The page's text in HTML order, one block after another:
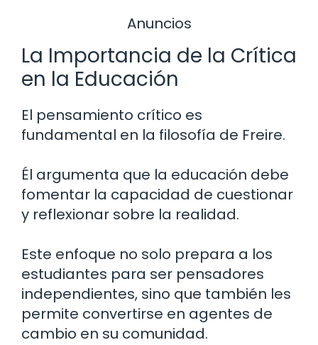
Anuncios
La Importancia de la Crítica
en la Educación
El pensamiento crítico es
fundamental en la filosofía de Freire.
Él argumenta que la educación debe
fomentar la capacidad de cuestionar
y reflexionar sobre la realidad.
Este enfoque no solo prepara a los
estudiantes para ser pensadores
independientes, sino que también les
permite convertirse en agentes de
cambio en su comunidad.